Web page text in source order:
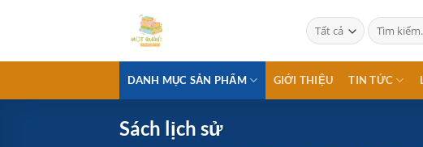
Tìm
kiếm:
DANH MỤC SẢN PHẨM GIỚI THIỆU TIN TỨC
Sách lịch sử